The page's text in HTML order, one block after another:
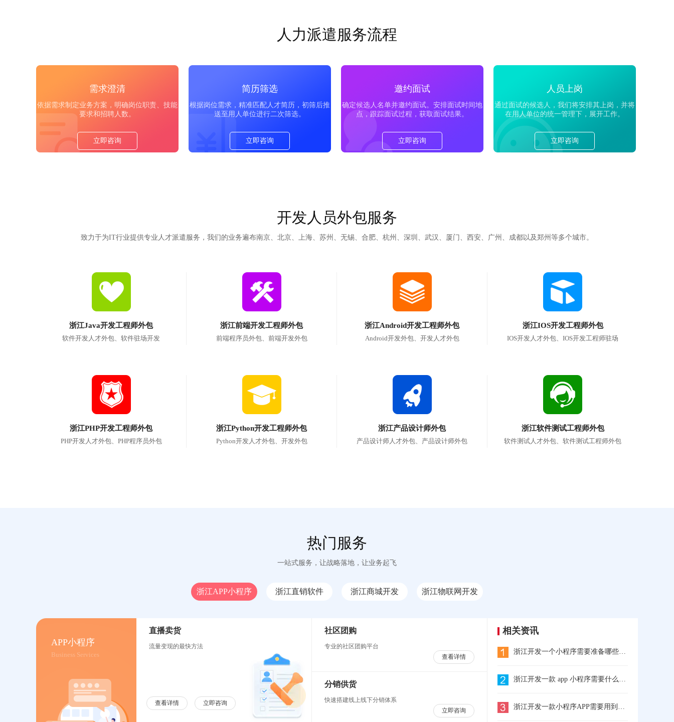
人力派遣服务流程
需求澄清
依据需求制定业务方案，明确岗位职责、技能
要求和招聘人数。
立即咨询
简历筛选
根据岗位需求，精准匹配人才简历，初筛后推
送至用人单位进行二次筛选。
立即咨询
邀约面试
确定候选人名单并邀约面试。安排面试时间地
点，跟踪面试过程，获取面试结果。
立即咨询
人员上岗
通过面试的候选人，我们将安排其上岗，并将
在用人单位的统一管理下，展开工作。
立即咨询
开发人员外包服务
致力于为IT行业提供专业人才派遣服务，我们的业务遍布南京、北京、上海、苏州、无锡、合肥、杭州、深圳、武汉、厦门、西安、广州、成都以及郑州等多个城市。
浙江Java开发工程师外包
软件开发人才外包、软件驻场开发
浙江前端开发工程师外包
前端程序员外包、前端开发外包
浙江Android开发工程师外包
Android开发外包、开发人才外包
浙江IOS开发工程师外包
IOS开发人才外包、IOS开发工程师驻场
浙江PHP开发工程师外包
PHP开发人才外包、PHP程序员外包
浙江Python开发工程师外包
Python开发人才外包、开发外包
浙江产品设计师外包
产品设计师人才外包、产品设计师外包
浙江软件测试工程师外包
软件测试人才外包、软件测试工程师外包
热门服务
一站式服务，让战略落地，让业务起飞
浙江APP小程序 浙江直销软件 浙江商城开发 浙江物联网开发
APP小程序
Business Services
直播卖货
流量变现的最快方法
查看详情 立即咨询
社区团购
专业的社区团购平台
查看详情
分销供货
快速搭建线上线下分销体系
立即咨询
相关资讯
浙江开发一个小程序需要准备哪些东西?
浙江开发一款 app 小程序需要什么流程?
浙江开发一款小程序APP需要用到哪些工具